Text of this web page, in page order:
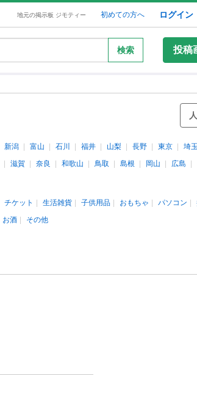
地元の掲示板 ジモティー 初めての方へ ログイン
検索 投稿
新潟 富山 石川 福井 山梨 長野 東京 埼玉
滋賀 奈良 和歌山 鳥取 島根 岡山 広島
チケット 生活雑貨 子供用品 おもちゃ パソコン
お酒 その他